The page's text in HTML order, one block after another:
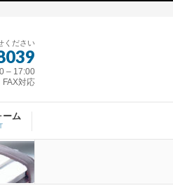
ください
– 17:00
対応
ーム